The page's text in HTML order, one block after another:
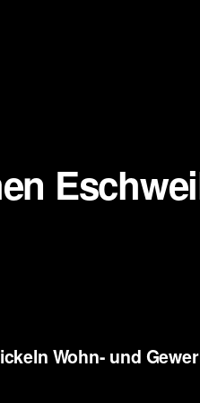
Wohn- und